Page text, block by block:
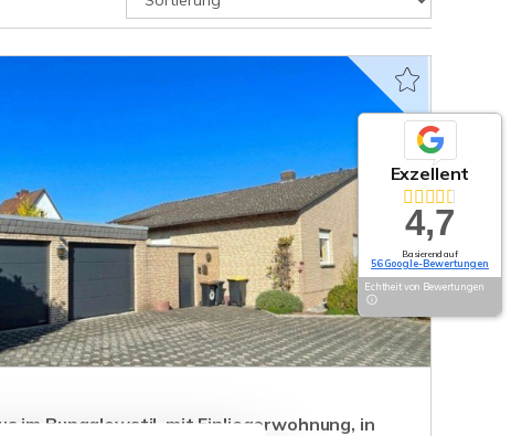
im Bungalowstil, mit Einliegerwohnung, in
Exzellent
4,7
Basierend auf
56 Google-Bewertungen
Echtheit von Bewertungen